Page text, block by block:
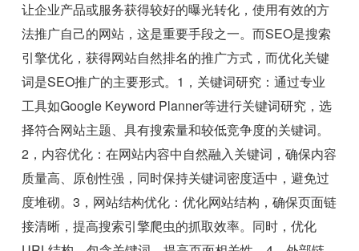
让企业产品或服务获得较好的曝光转化，使用有效的方
法推广自己的网站，这是重要手段之一。而SEO是搜索
引擎优化，获得网站自然排名的推广方式，而优化关键
词是SEO推广的主要形式。1，关键词研究：通过专业
工具如Google Keyword Planner等进行关键词研究，选
择符合网站主题、具有搜索量和较低竞争度的关键词。
2，内容优化：在网站内容中自然融入关键词，确保内容
质量高、原创性强，同时保持关键词密度适中，避免过
度堆砌。3，网站结构优化：优化网站结构，确保页面链
接清晰，提高搜索引擎爬虫的抓取效率。同时，优化